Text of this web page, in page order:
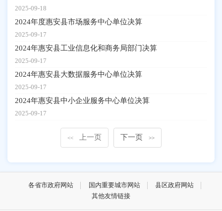
2025-09-18
2024年度惠安县市场服务中心单位决算
2025-09-17
2024年惠安县工业信息化和商务局部门决算
2025-09-17
2024年惠安县大数据服务中心单位决算
2025-09-17
2024年惠安县中小企业服务中心单位决算
2025-09-17
<< 上一页 下一页 >>
各省市政府网站 国内重要城市网站
县区政府网站
其他友情链接